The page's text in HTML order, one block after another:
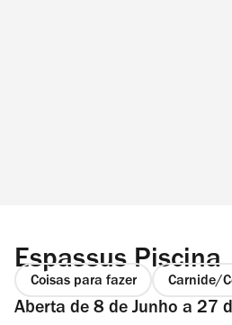
Espassus Piscina
Coisas para fazer Carnide/
Aberta de 8 de Junho a 27